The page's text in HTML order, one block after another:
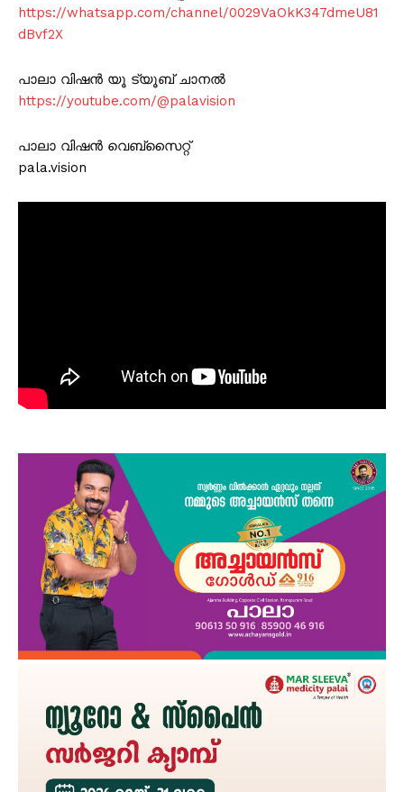
https://whatsapp.com/channel/0029VaOkK347dmeU81
dBvf2X
പാലാ വിഷൻ യൂ ട്യൂബ് ചാനൽ
https://youtube.com/@palavision
പാലാ വിഷൻ വെബ്സൈറ്റ്
pala.vision